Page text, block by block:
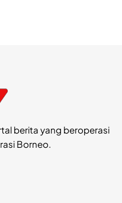
berita yang beroperasi
Borneo.